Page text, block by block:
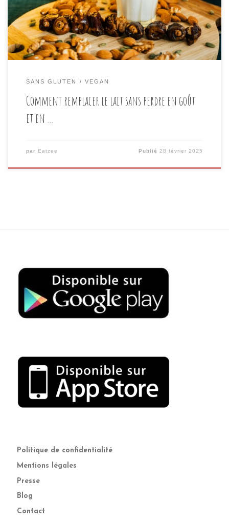
de nombreuses personnes, la consommation de lait de
vache pose problème, notamment à cause de
l’intolérance […]
SANS GLUTEN VEGAN
Comment remplacer le lait sans perdre en goût
et en …
par Eatzee Publié28 février 2025
Politique de confidentialité
Mentions légales
Presse
Blog
Contact